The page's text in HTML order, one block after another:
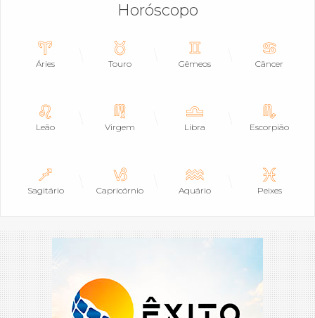
Horóscopo
Áries Touro Gêmeos Câncer
Leão Virgem Libra Escorpião
Sagitário Capricórnio Aquário Peixes